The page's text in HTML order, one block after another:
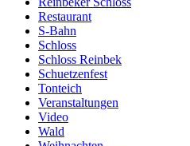
Restaurant
S-Bahn
Schloss
Schloss Reinbek
Schuetzenfest
Tonteich
Veranstaltungen
Video
Wald